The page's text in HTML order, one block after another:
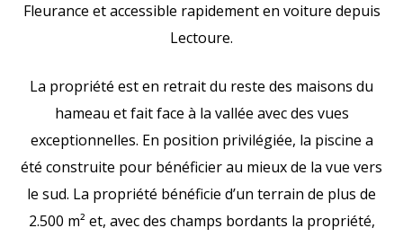
Fleurance et accessible rapidement en voiture depuis
Lectoure.
La propriété est en retrait du reste des maisons du
hameau et fait face à la vallée avec des vues
exceptionnelles. En position privilégiée, la piscine a
été construite pour bénéficier au mieux de la vue vers
le sud. La propriété bénéficie d’un terrain de plus de
2.500 m² et, avec des champs bordants la propriété,